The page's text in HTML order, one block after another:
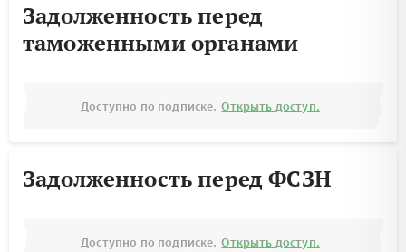
Задолженность перед
таможенными органами
Доступно по подписке. Открыть доступ.
Задолженность перед ФСЗН
Доступно по подписке. Открыть доступ.